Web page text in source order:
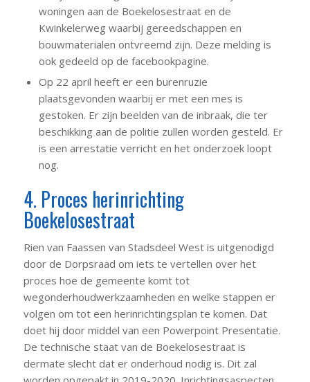
woningen aan de Boekelosestraat en de
Kwinkelerweg waarbij gereedschappen en
bouwmaterialen ontvreemd zijn. Deze melding is
ook gedeeld op de facebookpagine.
Op 22 april heeft er een burenruzie
plaatsgevonden waarbij er met een mes is
gestoken. Er zijn beelden van de inbraak, die ter
beschikking aan de politie zullen worden gesteld. Er
is een arrestatie verricht en het onderzoek loopt
nog.
4. Proces herinrichting
Boekelosestraat
Rien van Faassen van Stadsdeel West is uitgenodigd
door de Dorpsraad om iets te vertellen over het
proces hoe de gemeente komt tot
wegonderhoudwerkzaamheden en welke stappen er
volgen om tot een herinrichtingsplan te komen. Dat
doet hij door middel van een Powerpoint Presentatie.
De technische staat van de Boekelosestraat is
dermate slecht dat er onderhoud nodig is. Dit zal